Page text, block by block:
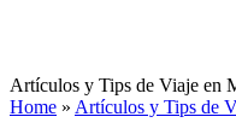
Artículos y Tips de Viaje en
Home » Artículos y Tips de